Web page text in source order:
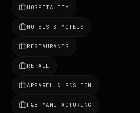
HOSPITALITY
HOTELS & MOTELS
RESTAURANTS
RETAIL
APPAREL & FASHION
F&B MANUFACTURING